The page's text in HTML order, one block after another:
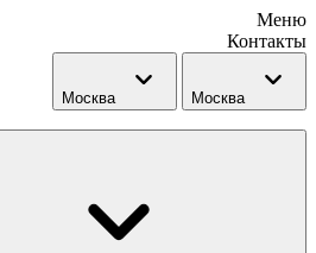
Меню
Контакты
Москва Москва